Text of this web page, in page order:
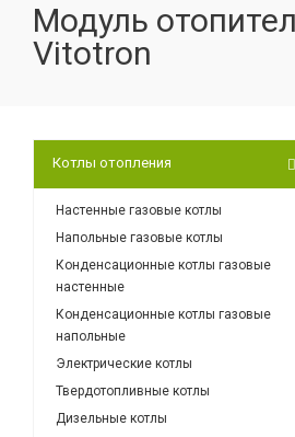
Модуль
Vitotron
Котлы отопления
Настенные газовые котлы
Напольные газовые котлы
Конденсационные котлы газовые
настенные
Конденсационные котлы газовые
напольные
Электрические котлы
Твердотопливные котлы
Дизельные котлы